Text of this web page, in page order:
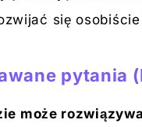
się
pytania
może